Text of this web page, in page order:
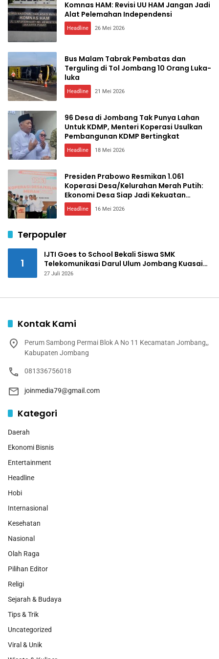
Komnas HAM: Revisi UU HAM Jangan Jadi
Alat Pelemahan Independensi
Headline 26 Mei 2026
Bus Malam Tabrak Pembatas dan
Terguling di Tol Jombang 10 Orang Luka-
luka
Headline 21 Mei 2026
96 Desa di Jombang Tak Punya Lahan
Untuk KDMP, Menteri Koperasi Usulkan
Pembangunan KDMP Bertingkat
Headline 18 Mei 2026
Presiden Prabowo Resmikan 1.061
Koperasi Desa/Kelurahan Merah Putih:
Ekonomi Desa Siap Jadi Kekuatan
Nasional
Headline 16 Mei 2026
Terpopuler
1
IJTI Goes to School Bekali Siswa SMK
Telekomunikasi Darul Ulum Jombang Kuasai
Jurnalistik Digital
27 Juli 2026
Kontak Kami
Perum Sambong Permai Blok A No 11 Kecamatan Jombang,,
Kabupaten Jombang
081336756018
joinmedia79@gmail.com
Kategori
Daerah
Ekonomi Bisnis
Entertainment
Headline
Hobi
Internasional
Kesehatan
Nasional
Olah Raga
Pilihan Editor
Religi
Sejarah & Budaya
Tips & Trik
Uncategorized
Viral & Unik